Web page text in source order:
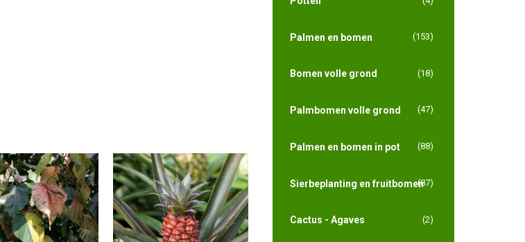
Palmen en bomen (153)
Bomen volle grond (18)
Palmbomen volle grond (47)
Palmen en bomen in pot (88)
Sierbeplanting en fruitbomen(87)
Cactus - Agaves (2)